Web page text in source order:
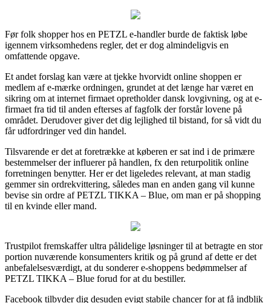
Før folk shopper hos en PETZL e-handler burde de faktisk løbe
igennem virksomhedens regler, det er dog almindeligvis en
omfattende opgave.
Et andet forslag kan være at tjekke hvorvidt online shoppen er
medlem af e-mærke ordningen, grundet at det længe har været en
sikring om at internet firmaet opretholder dansk lovgivning, og at e-
firmaet fra tid til anden efterses af fagfolk der forstår lovene på
området. Derudover giver det dig lejlighed til bistand, for så vidt du
får udfordringer ved din handel.
Tilsvarende er det at foretrække at køberen er sat ind i de primære
bestemmelser der influerer på handlen, fx den returpolitik online
forretningen benytter. Her er det ligeledes relevant, at man stadig
gemmer sin ordrekvittering, således man en anden gang vil kunne
bevise sin ordre af PETZL TIKKA – Blue, om man er på shopping
til en kvinde eller mand.
Trustpilot fremskaffer ultra pålidelige løsninger til at betragte en stor
portion nuværende konsumenters kritik og på grund af dette er det
anbefalelsesværdigt, at du sonderer e-shoppens bedømmelser af
PETZL TIKKA – Blue forud for at du bestiller.
Facebook tilbyder dig desuden evigt stabile chancer for at få indblik